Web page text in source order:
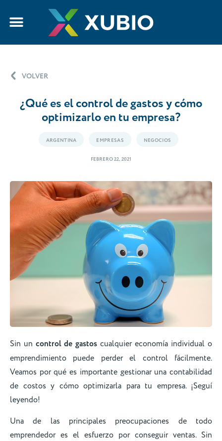
VOLVER
¿Qué es el control de gastos y cómo
optimizarlo en tu empresa?
ARGENTINA EMPRESAS NEGOCIOS
FEBRERO 22, 2021
Sin uncontrol de gastoscualquier economía individual o
emprendimiento puede perder el control fácilmente.
Veamos por qué es importante gestionar una contabilidad
de costos y cómo optimizarla para tu empresa. ¡Seguí
leyendo!
Una de las principales preocupaciones de todo
emprendedor es el esfuerzo por conseguir ventas. Sin